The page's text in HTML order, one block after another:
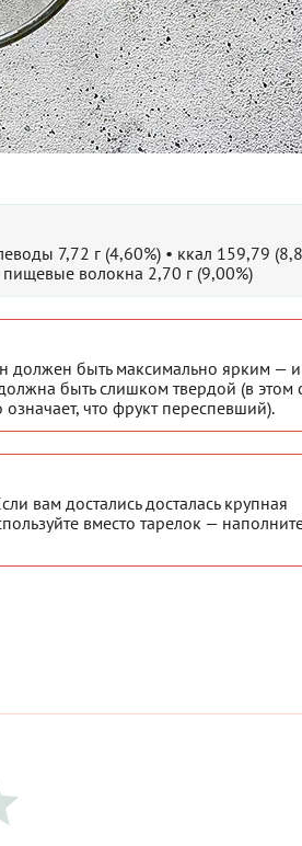
7,72 г (4,60%) • ккал 159,79
волокна 2,70 г (9,00%)
должен быть максимально ярким — и
быть слишком твердой (в этом
что фрукт переспевший).
вам достались досталась крупная
вместо тарелок —